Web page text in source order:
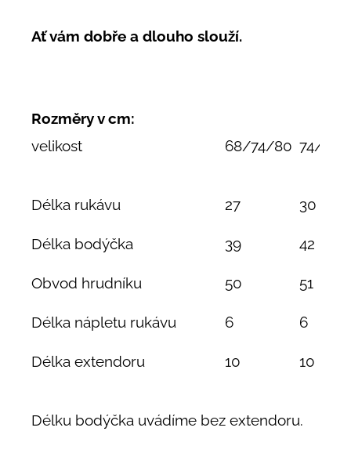
Ať vám dobře a dlouho slouží.
Rozměry v cm:
velikost
68/74/80 74/80/
Délka rukávu 27 30
Délka bodýčka 39 42
Obvod hrudníku 50 51
Délka nápletu rukávu 6 6
Délka extendoru 10 10
Délku bodýčka uvádíme bez extendoru.